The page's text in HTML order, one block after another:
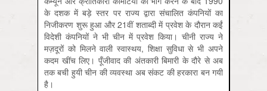
के दशक में बड़े स्तर पर राज्य द्वारा संचालित कंपनियों का
निजीकरण शुरू हुआ और 21वीं शताब्दी में प्रवेश के दौरान कईं
विदेशी कंपनियों ने भी चीन में प्रवेश किया। चीनी राज्य ने
मज़दूरों को मिलने वाली स्वास्थय, शिक्षा सुविधा से भी अपने
कदम खींच लिए। पूँजीवाद की अंतकारी बिमारी के दौरे से अब
तक बची हुयी चीन की व्यवस्था अब संकट की हरकारा बन गयी
है।